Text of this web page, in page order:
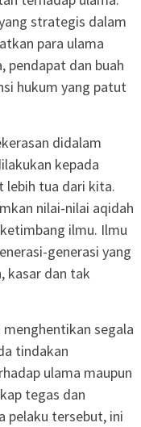
strategis dalam
para ulama
pendapat dan buah
hukum yang patut
didalam
kepada
lebih tua dari kita.
nilai-nilai aqidah
ilmu. Ilmu
generasi yang
kasar dan tak
menghentikan segala
tindakan
ulama maupun
tegas dan
pelaku tersebut, ini